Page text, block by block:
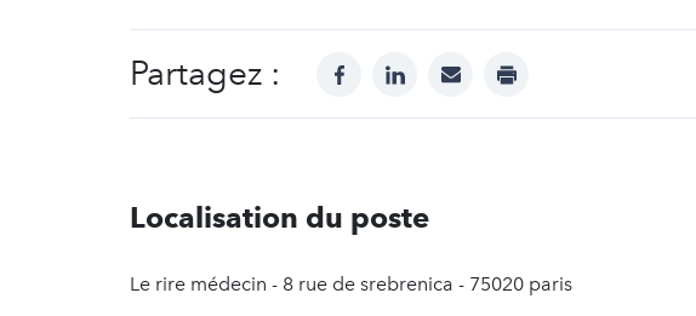
Partagez : facebooklinkedinmail print
Localisation du poste
Le rire médecin - 8 rue de srebrenica - 75020 paris